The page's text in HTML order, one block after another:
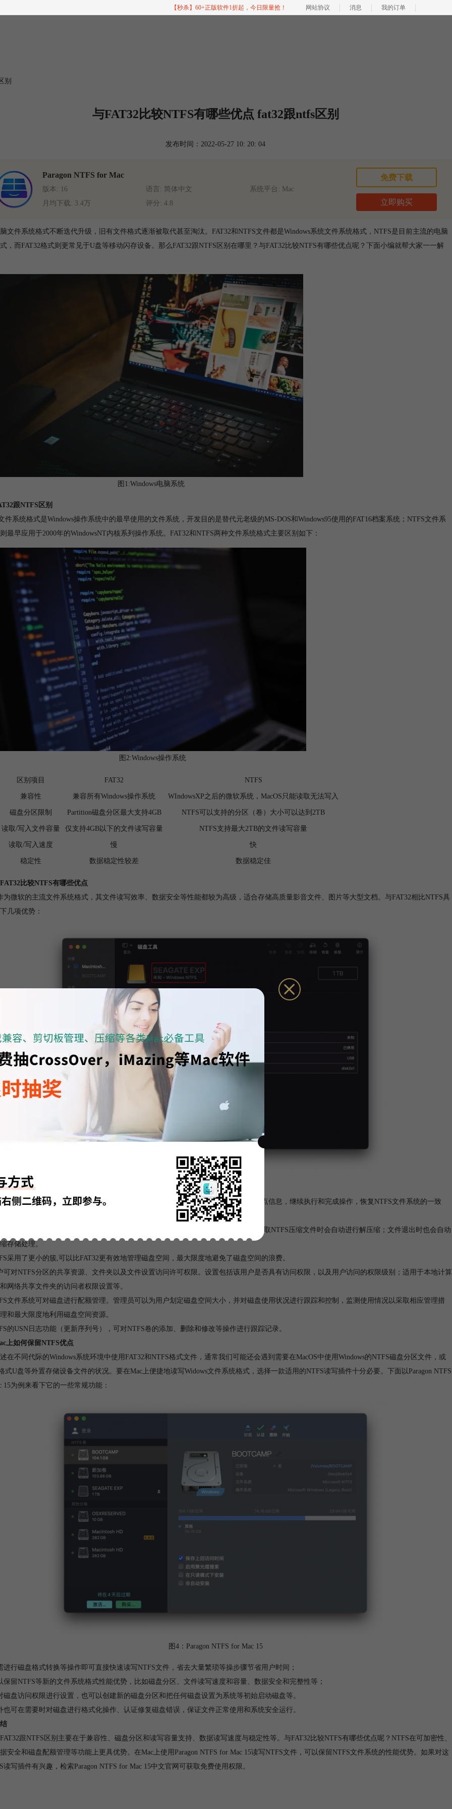
【秒杀】60+正版软件1折起，今日限量抢！ 网站协议 消息 我的订单
别
与FAT32比较NTFS有哪些优点 fat32跟ntfs区别
发布时间：2022-05-27 10: 20: 04
Paragon NTFS for Mac
版本: 16 语言: 简体中文
系统平台: Mac
月均下载: 3.4万
评分: 4.8
免费下载
立即购买
文件系统格式不断迭代升级，旧有文件格式逐渐被取代甚至淘汰。FAT32和NTFS文件都是Windows系统文件系统格式，NTFS是目前主流的电脑
，而FAT32格式则更常见于U盘等移动闪存设备。那么FAT32跟NTFS区别在哪里？与FAT32比较NTFS有哪些优点呢？下面小编就帮大家一一解
图1:Windows电脑系统
跟NTFS区别
件系统格式是Windows操作系统中的最早使用的文件系统，开发目的是替代元老级的MS-DOS和Windows95使用的FAT16档案系统；NTFS文件系
最早应用于2000年的WindowsNT内核系列操作系统。FAT32和NTFS两种文件系统格式主要区别如下：
图2:Windows操作系统
区别项目 FAT32 NTFS
兼容性 兼容所有Windows操作系统 WIndowsXP之后的微软系统，MacOS只能读取无法写入
磁盘分区限制 Partition磁盘分区最大支持4GB NTFS可以支持的分区（卷）大小可以达到2TB
读取/写入文件容量 仅支持4GB以下的文件读写容量 NTFS支持最大2TB的文件读写容量
读取/写入速度 慢 快
稳定性 数据稳定性较差 数据稳定佳
比较NTFS有哪些优点
为微软的主流文件系统格式，其文件读写效率、数据安全等性能都较为高级，适合存储高质量影音文件、图片等大型文档。与FAT32相比NTFS具
几项优势：
图3:NTFS移动硬盘
是可恢复文件系统。当在发生系统运行中断时，会自动检查日志文件和操作进程断点信息，继续执行和完成操作，恢复NTFS文件系统的一致
支持对分区、文件夹和文件的自动压缩。使用任何基于Window系统的应用程序，读取NTFS压缩文件时会自动进行解压缩；文件退出时也会自动
存储处理。
采用了更小的簇,可以比FAT32更有效地管理磁盘空间，最大限度地避免了磁盘空间的浪费。
可对NTFS分区的共享资源、文件夹以及文件设置访问许可权限。设置包括该用户是否具有访问权限，以及用户访问的权限级别；适用于本地计算
网络共享文件夹的访问者权限设置等。
文件系统可对磁盘进行配额管理。管理员可以为用户划定磁盘空间大小，并对磁盘使用状况进行跟踪和控制，监测使用情况以采取相应管理措
和最大限度地利用磁盘空间资源。
的USN日志功能（更新序列号），可对NTFS卷的添加、删除和修改等操作进行跟踪记录。
上如何保留NTFS优点
在不同代际的Windows系统环境中使用FAT32和NTFS格式文件，通常我们可能还会遇到需要在MacOS中使用Windows的NTFS磁盘分区文件，或
式U盘等外置存储设备文件的状况。要在Mac上便捷地读写Widows文件系统格式，选择一款适用的NTFS读写插件十分必要。下面以Paragon NTFS
15为例来看下它的一些常规功能：
图4：Paragon NTFS for Mac 15
进行磁盘格式转换等操作即可直接快速读写NTFS文件，省去大量繁琐等操步骤节省用户时间；
保留NTFS等新的文件系统格式性能优势，比如磁盘分区、文件读写速度和容量、数据安全和完整性等；
磁盘访问权限进行设置，也可以创建新的磁盘分区和把任何磁盘设置为系统等初始启动磁盘等。
也可在需要时对磁盘进行格式化操作、认证修复磁盘错误，保证文件正常使用和系统安全运行。
跟NTFS区别主要在于兼容性、磁盘分区和读写容量支持、数据读写速度与稳定性等。与FAT32比较NTFS有哪些优点呢？NTFS在可加密性、
安全和磁盘配额管理等功能上更具优势。在Mac上使用Paragon NTFS for Mac 15读写NTFS文件，可以保留NTFS文件系统的性能优势。如果对这
读写插件有兴趣，检索Paragon NTFS for Mac 15中文官网可获取免费使用权限。